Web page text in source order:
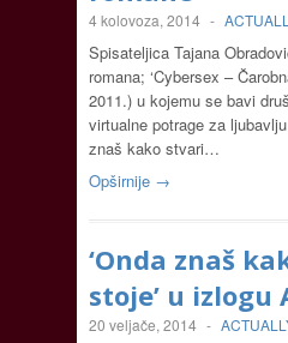
4 kolovoza, 2014 -
Spisateljica Tajana
romana; ‘Cybersex –
2011.) u kojemu se bavi
virtualne potrage za
znaš kako stvari…
Opširnije →
‘Onda znaš
stoje’ u izlogu
20 veljače, 2014 -